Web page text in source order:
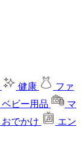
健康
ファ
ベビー用品
マ
おでかけ
エン